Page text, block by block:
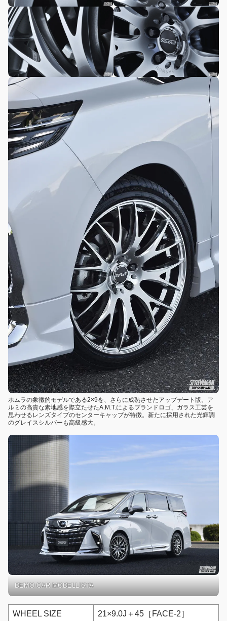
ホムラの象徴的モデルである2×9を、さらに成熟させたアップデート版。ア
ルミの高貴な素地感を際立たせたA.M.T.によるブランドロゴ、ガラス工芸を
思わせるレンズタイプのセンターキャップが特徴。新たに採用された光輝調
のグレイスシルバーも高級感大。
DEMO CAR MODELLISTA
WHEEL SIZE 21×9.0J＋45［FACE-2］